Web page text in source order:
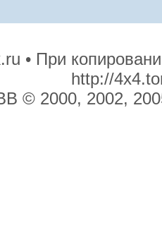
• При
http://
© 2000, 2002,